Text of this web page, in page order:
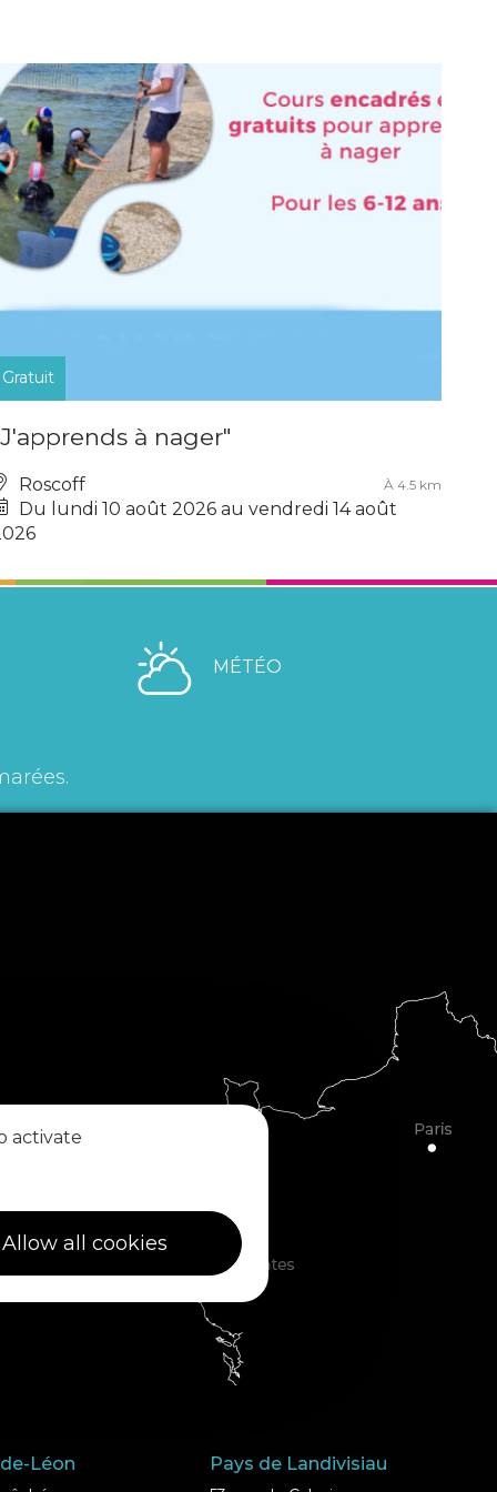
Gratuit
à nager"
Roscoff À 4.5 km
Du lundi 10 août 2026 au vendredi 14 août
MÉTÉO
Léon Pays de Landivisiau
activate
Allow all cookies